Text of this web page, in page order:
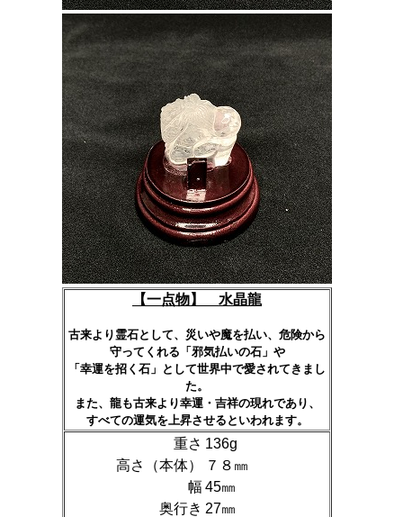
【一点物】 水晶龍
古来より霊石として、災いや魔を払い、危険から
守ってくれる「邪気払いの石」や
「幸運を招く石」として世界中で愛されてきまし
た。
また、龍も古来より幸運・吉祥の現れであり、
すべての運気を上昇させるといわれます。
重さ 136g
高さ（本体）
７８㎜
幅 45㎜
奥行き 27㎜